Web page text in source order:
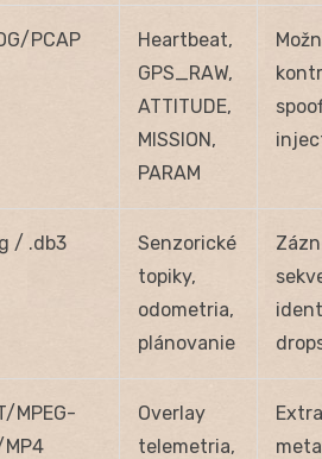
PCAP
Heartbeat,
GPS_RAW,
ATTITUDE,
MISSION,
PARAM
/ .db3
Senzorické
topiky,
odometria,
plánovanie
MPEG-
Overlay
telemetria,